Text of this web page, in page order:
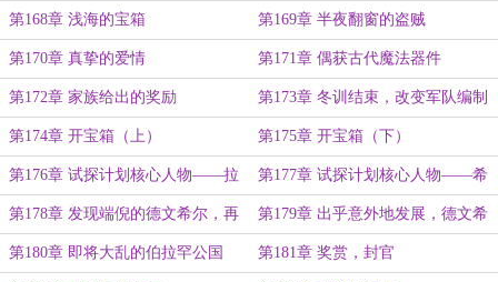
——下下策（绑架） ——德鲁伊之书（摄魂术）
第168章 浅海的宝箱 第169章 半夜翻窗的盗贼
第170章 真挚的爱情 第171章 偶获古代魔法器件
第172章 家族给出的奖励 第173章 冬训结束，改变军队编制
第174章 开宝箱（上） 第175章 开宝箱（下）
第176章 试探计划核心人物——拉
维亚
第177章 试探计划核心人物——希
伯来
第178章 发现端倪的德文希尔，再
一次决斗
第179章 出乎意外地发展，德文希
尔的转变
第180章 即将大乱的伯拉罕公国 第181章 奖赏，封官